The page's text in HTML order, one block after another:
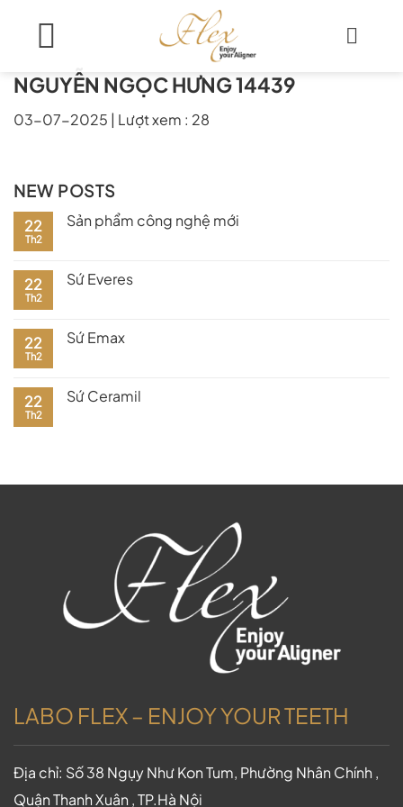
NGUYỄN NGỌC HƯNG 14439
03-07-2025 | Lượt xem : 28
NEW POSTS
22
Th2
Sản phẩm công nghệ mới
22
Th2
Sứ Everes
22
Th2
Sứ Emax
22
Th2
Sứ Ceramil
LABO FLEX – ENJOY YOUR TEETH
Địa chỉ: Số 38 Ngụy Như Kon Tum, Phường Nhân Chính ,
Quận Thanh Xuân , TP.Hà Nội